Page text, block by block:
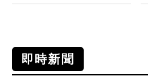
即時新聞